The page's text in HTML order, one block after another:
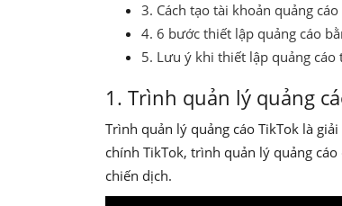
3. Cách tạo tài khoản quảng
4. 6 bước thiết lập quảng cáo
5. Lưu ý khi thiết lập quảng
1. Trình quản lý quảng
Trình quản lý quảng cáo TikTok là
chính TikTok, trình quản lý quảng
chiến dịch.